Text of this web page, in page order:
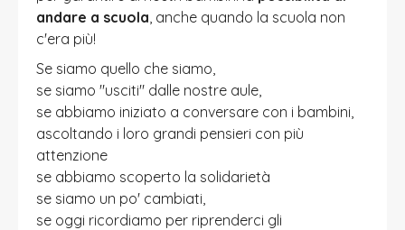
andare a scuola , anche quando la scuola non
c'era più!
Se siamo quello che siamo,
se siamo "usciti" dalle nostre aule,
se abbiamo iniziato a conversare con i bambini,
ascoltando i loro grandi pensieri con più
attenzione
se abbiamo scoperto la solidarietà
se siamo un po' cambiati,
se oggi ricordiamo per riprenderci gli